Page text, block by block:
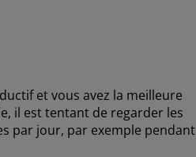
et vous avez la meilleure
il est tentant de regarder les
par jour, par exemple pendant